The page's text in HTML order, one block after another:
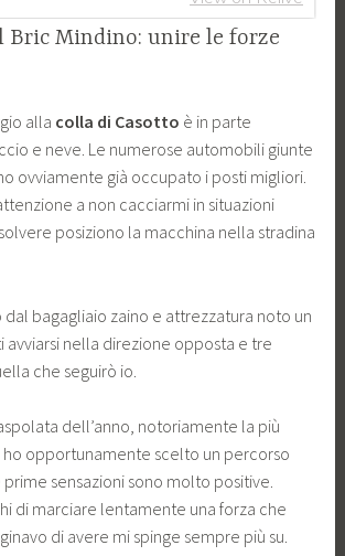
Bric Mindino: unire le forze
alla colla di Casotto è in parte
e neve. Le numerose automobili giunte
ovviamente già occupato i posti migliori.
a non cacciarmi in situazioni
posiziono la macchina nella stradina
bagagliaio zaino e attrezzatura noto un
avviarsi nella direzione opposta e tre
che seguirò io.
dell’anno, notoriamente la più
ho opportunamente scelto un percorso
sensazioni sono molto positive.
di marciare lentamente una forza che
di avere mi spinge sempre più su.